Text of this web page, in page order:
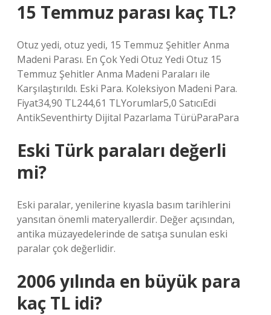
15 Temmuz parası kaç TL?
Otuz yedi, otuz yedi, 15 Temmuz Şehitler Anma
Madeni Parası. En Çok Yedi Otuz Yedi Otuz 15
Temmuz Şehitler Anma Madeni Paraları ile
Karşılaştırıldı. Eski Para. Koleksiyon Madeni Para.
Fiyat34,90 TL244,61 TLYorumlar5,0 SatıcıEdi
AntikSeventhirty Dijital Pazarlama TürüParaPara
Eski Türk paraları değerli
mi?
Eski paralar, yenilerine kıyasla basım tarihlerini
yansıtan önemli materyallerdir. Değer açısından,
antika müzayedelerinde de satışa sunulan eski
paralar çok değerlidir.
2006 yılında en büyük para
kaç TL idi?